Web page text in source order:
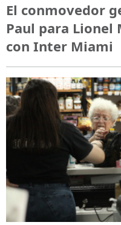
El conmovedor
Paul para Lionel
con Inter Miami